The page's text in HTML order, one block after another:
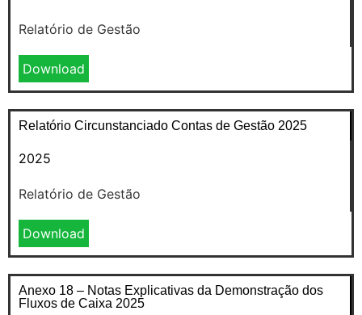
Relatório de Gestão
Download
Relatório Circunstanciado Contas de Gestão 2025
2025
Relatório de Gestão
Download
Anexo 18 – Notas Explicativas da Demonstração dos
Fluxos de Caixa 2025